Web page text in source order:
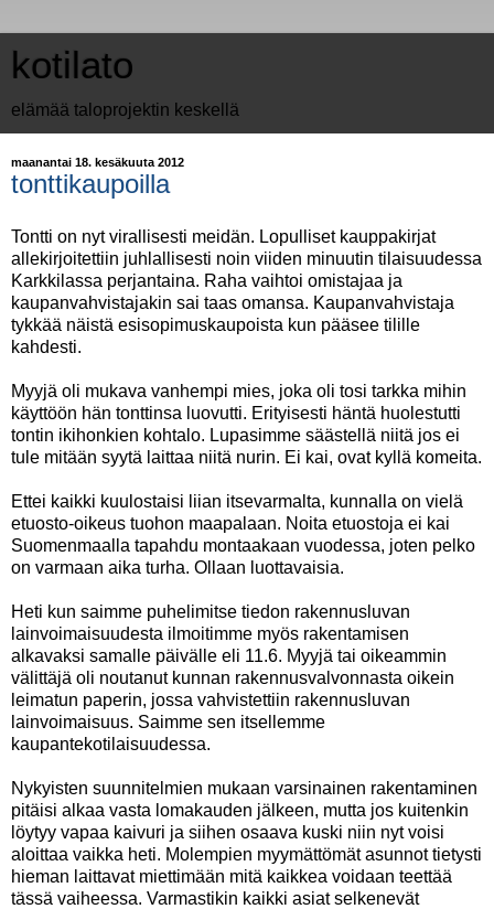
kotilato
elämää taloprojektin keskellä
maanantai 18. kesäkuuta 2012
tonttikaupoilla
Tontti on nyt virallisesti meidän. Lopulliset kauppakirjat
allekirjoitettiin juhlallisesti noin viiden minuutin tilaisuudessa
Karkkilassa perjantaina. Raha vaihtoi omistajaa ja
kaupanvahvistajakin sai taas omansa. Kaupanvahvistaja
tykkää näistä esisopimuskaupoista kun pääsee tilille
kahdesti.
Myyjä oli mukava vanhempi mies, joka oli tosi tarkka mihin
käyttöön hän tonttinsa luovutti. Erityisesti häntä huolestutti
tontin ikihonkien kohtalo. Lupasimme säästellä niitä jos ei
tule mitään syytä laittaa niitä nurin. Ei kai, ovat kyllä komeita.
Ettei kaikki kuulostaisi liian itsevarmalta, kunnalla on vielä
etuosto-oikeus tuohon maapalaan. Noita etuostoja ei kai
Suomenmaalla tapahdu montaakaan vuodessa, joten pelko
on varmaan aika turha. Ollaan luottavaisia.
Heti kun saimme puhelimitse tiedon rakennusluvan
lainvoimaisuudesta ilmoitimme myös rakentamisen
alkavaksi samalle päivälle eli 11.6. Myyjä tai oikeammin
välittäjä oli noutanut kunnan rakennusvalvonnasta oikein
leimatun paperin, jossa vahvistettiin rakennusluvan
lainvoimaisuus. Saimme sen itsellemme
kaupantekotilaisuudessa.
Nykyisten suunnitelmien mukaan varsinainen rakentaminen
pitäisi alkaa vasta lomakauden jälkeen, mutta jos kuitenkin
löytyy vapaa kaivuri ja siihen osaava kuski niin nyt voisi
aloittaa vaikka heti. Molempien myymättömät asunnot tietysti
hieman laittavat miettimään mitä kaikkea voidaan teettää
tässä vaiheessa. Varmastikin kaikki asiat selkenevät